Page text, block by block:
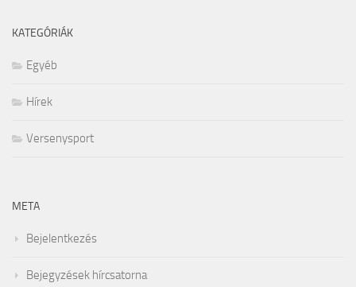
KATEGÓRIÁK
Egyéb
Hírek
Versenysport
META
Bejelentkezés
Bejegyzések hírcsatorna